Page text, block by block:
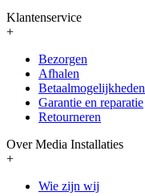
Klantenservice
+
Bezorgen
Afhalen
Betaalmogelijkheden
Garantie en reparatie
Retourneren
Over Media Installaties
+
Wie zijn wij